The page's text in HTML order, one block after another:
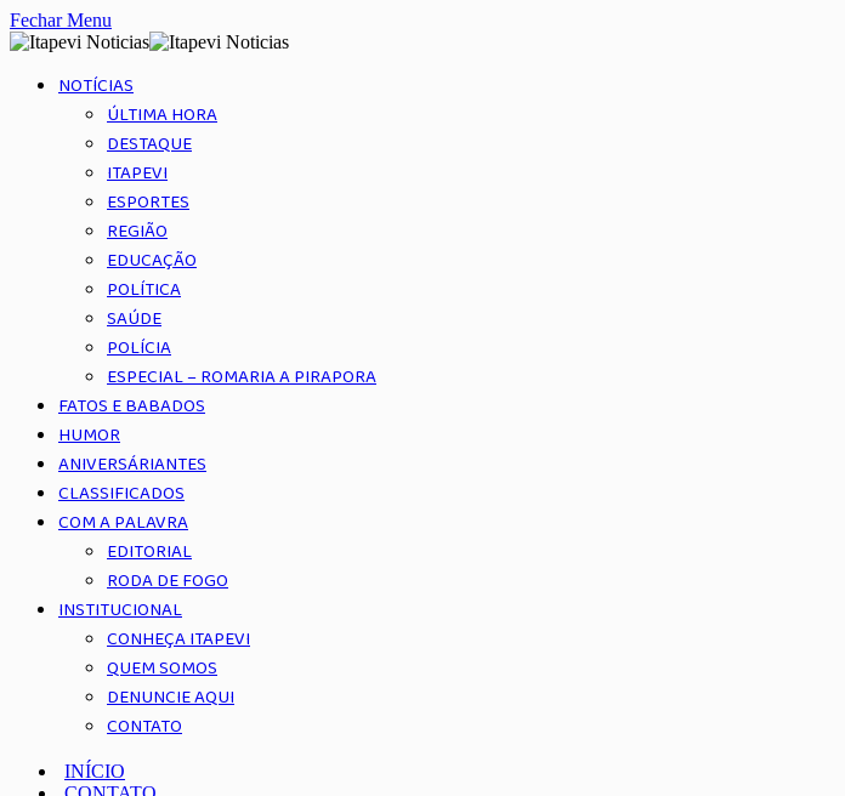
Fechar Menu
NOTÍCIAS
ÚLTIMA HORA
DESTAQUE
ITAPEVI
ESPORTES
REGIÃO
EDUCAÇÃO
POLÍTICA
SAÚDE
POLÍCIA
ESPECIAL – ROMARIA A PIRAPORA
FATOS E BABADOS
HUMOR
ANIVERSÁRIANTES
CLASSIFICADOS
COM A PALAVRA
EDITORIAL
RODA DE FOGO
INSTITUCIONAL
CONHEÇA ITAPEVI
QUEM SOMOS
DENUNCIE AQUI
CONTATO
INÍCIO